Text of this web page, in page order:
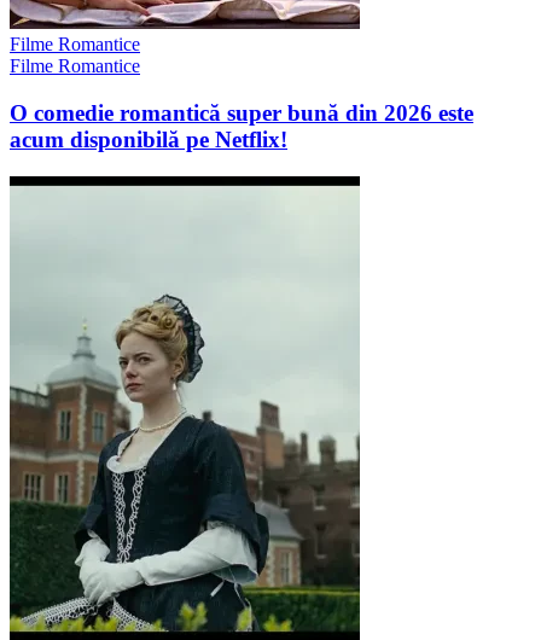
Filme Romantice
Filme Romantice
O comedie romantică super bună din 2026 este
acum disponibilă pe Netflix!